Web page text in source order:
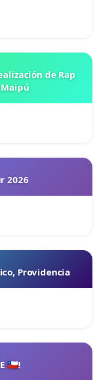
de Rap
2026
Providencia
🇨🇱!